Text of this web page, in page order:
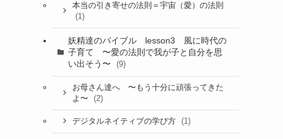
本当の引き寄せの法則＝宇宙（愛）の法則
(1)
妖精達のバイブル lesson3 風に時代の
子育て 〜愛の法則で我が子と自分を思
い出そう〜
(9)
お母さん達へ 〜もう十分に頑張ってきた
よ〜
(2)
デジタルネイティブの学び方 (1)